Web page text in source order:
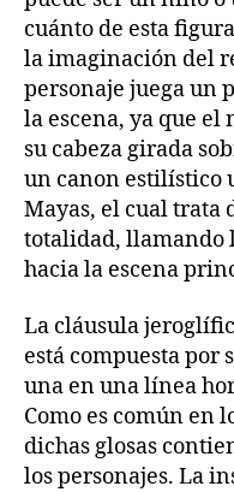
cuánto de esta
la imaginación del
personaje juega un
la escena, ya que
su cabeza girada
un canon estilístico
Mayas, el cual trata
totalidad, llamando
hacia la escena
La cláusula
está compuesta por
una en una línea
Como es común en
dichas glosas
los personajes. La